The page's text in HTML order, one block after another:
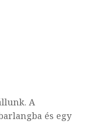
A
és egy